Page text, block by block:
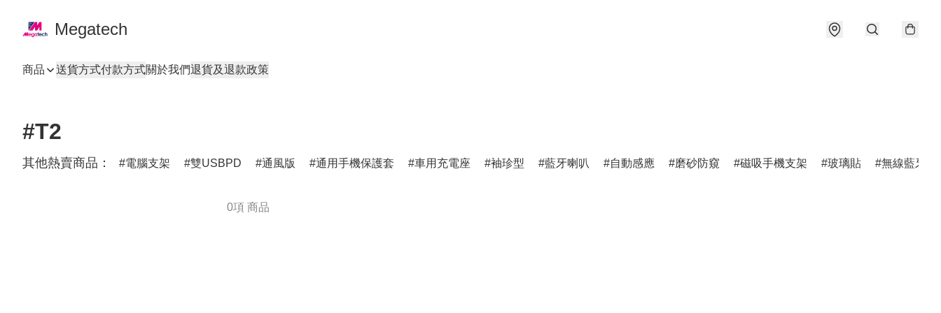
Megatech
商品 送貨方式付款方式關於我們退貨及退款政策
#T2
其他熱賣商品： 電腦支架 雙USBPD 通風版 通用手機保護套 車用充電座 袖珍型 藍牙喇叭 自動感應 磨砂防窺 磁吸手機支架 玻璃貼 無線藍牙耳
0項 商品